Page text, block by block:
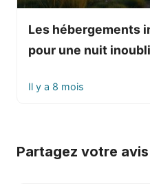
Les hébergements
pour une nuit
Il y a 8 mois
Partagez votre avis